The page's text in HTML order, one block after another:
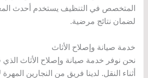
المتخصص في التنظيف يستخدم أحدث
لضمان نتائج مرضية.
خدمة صيانة وإصلاح الأثاث
نحن نوفر خدمة صيانة وإصلاح الأثاث
أثناء النقل. لدينا فريق من النجارين المهرة